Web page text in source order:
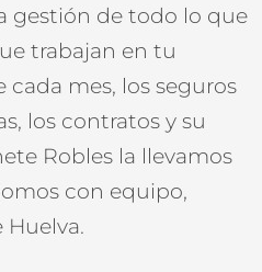
gestión de todo lo que
trabajan en tu
mes, los seguros
los contratos y su
Robles la llevamos
con equipo,
Huelva.